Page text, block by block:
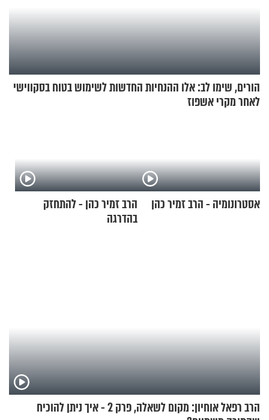
הורים, שימו לב: אלו ההנחיות החדשות לשימוש בטוח בסקווישי
לאחר מקרי אשפוז
אסטרונומיה - הרב זמיר כהן
הרב זמיר כהן - להתחזק
בהדרגה
הרב רפאל אוחיון: מקום לשאלה, פרק 2 - איך ניתן להוכיח